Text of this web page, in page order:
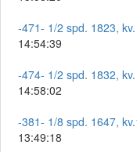
-471- 1/2 spd. 1823,
14:54:39
-474- 1/2 spd. 1832,
14:58:02
-381- 1/8 spd. 1647,
13:49:18